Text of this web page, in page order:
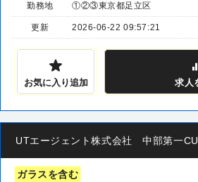
勤務地 ①②③東京都足立区
更新 2026-06-22 09:57:21
お気に入り追加 求人
UTエージェント株式会社 中部第一CU
ガラスを含む